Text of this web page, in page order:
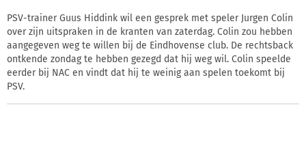
PSV-trainer Guus Hiddink wil een gesprek met speler Jurgen Colin
over zijn uitspraken in de kranten van zaterdag. Colin zou hebben
aangegeven weg te willen bij de Eindhovense club. De rechtsback
ontkende zondag te hebben gezegd dat hij weg wil. Colin speelde
eerder bij NAC en vindt dat hij te weinig aan spelen toekomt bij
PSV.